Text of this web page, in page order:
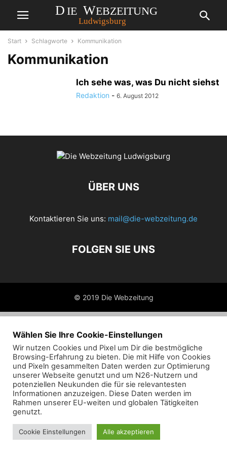
Start Schlagworte Kommunikation
Kommunikation
Ich sehe was, was Du nicht siehst
Redaktion - 6. August 2012
ÜBER UNS
Kontaktieren Sie uns: mail@die-webzeitung.de
FOLGEN SIE UNS
© 2019 Die Webzeitung
Wählen Sie Ihre Cookie-Einstellungen
Wir nutzen Cookies und Pixel um Dir die bestmögliche
Browsing-Erfahrung zu bieten. Die mit Hilfe von Cookies
und Pixeln gesammelten Daten werden zur Optimierung
unserer Webseite genutzt und um N26-Nutzern und
potenziellen Neukunden die für sie relevantesten
Informationen anzuzeigen. Diese Daten werden im
Rahmen unserer EU-weiten und globalen Tätigkeiten
genutzt.
Cookie Einstellungen Alle akzeptieren